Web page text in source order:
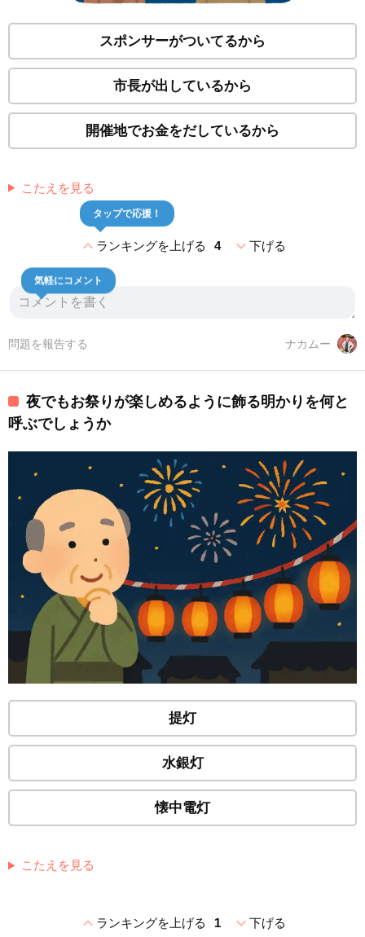
スポンサーがついてるから
市長が出しているから
開催地でお金をだしているから
こたえを見る
expand_lessランキングを上げる 4
タップで応援！
expand_more下げる
気軽にコメント
ナカムー
問題を報告する
夜でもお祭りが楽しめるように飾る明かりを何と
呼ぶでしょうか
提灯
水銀灯
懐中電灯
こたえを見る
expand_lessランキングを上げる 1 expand_more下げる